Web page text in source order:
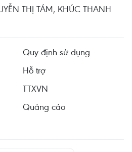
THỊ TÁM, KHÚC THANH
Quy định sử dụng
Hỗ trợ
TTXVN
Quảng cáo